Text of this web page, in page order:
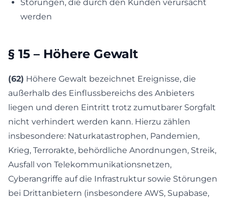
Störungen, die durch den Kunden verursacht
werden
§ 15 – Höhere Gewalt
(62) Höhere Gewalt bezeichnet Ereignisse, die
außerhalb des Einflussbereichs des Anbieters
liegen und deren Eintritt trotz zumutbarer Sorgfalt
nicht verhindert werden kann. Hierzu zählen
insbesondere: Naturkatastrophen, Pandemien,
Krieg, Terrorakte, behördliche Anordnungen, Streik,
Ausfall von Telekommunikationsnetzen,
Cyberangriffe auf die Infrastruktur sowie Störungen
bei Drittanbietern (insbesondere AWS, Supabase,